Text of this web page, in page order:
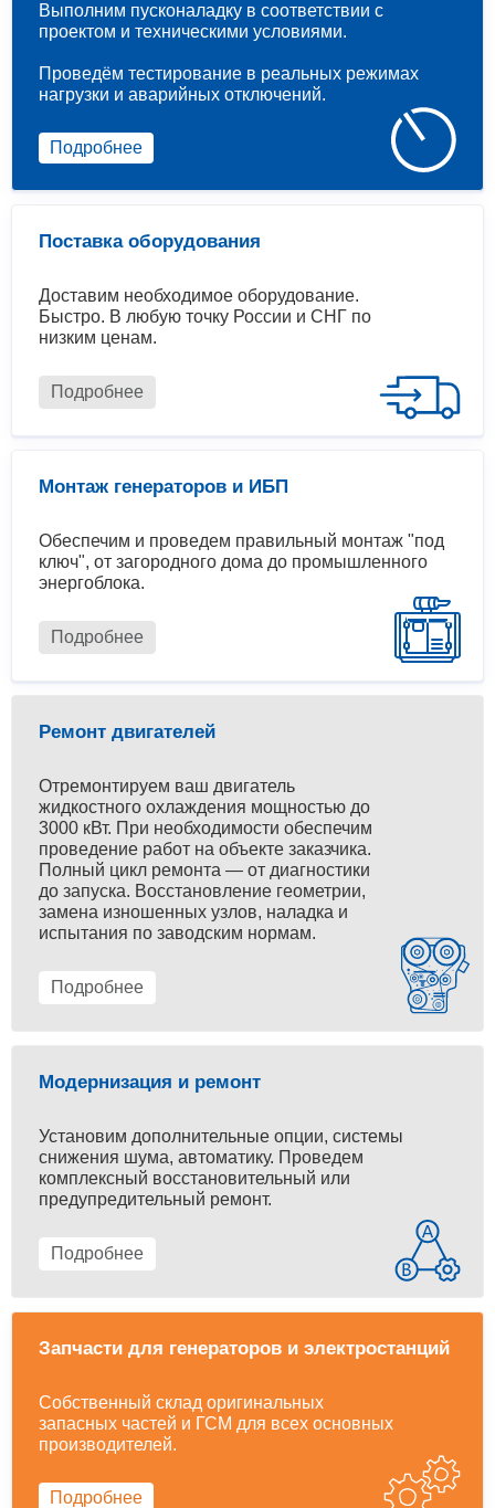
Поставка оборудования
Доставим необходимое оборудование.
Быстро. В любую точку России и СНГ по
низким ценам.
Подробнее
Монтаж генераторов и ИБП
Обеспечим и проведем правильный монтаж "под
ключ", от загородного дома до промышленного
энергоблока.
Подробнее
Выполним пусконаладку в соответствии с
проектом и техническими условиями.
Проведём тестирование в реальных режимах
нагрузки и аварийных отключений.
Подробнее
Ремонт двигателей
Отремонтируем ваш двигатель
жидкостного охлаждения мощностью до
3000 кВт. При необходимости обеспечим
проведение работ на объекте заказчика.
Полный цикл ремонта — от диагностики
до запуска. Восстановление геометрии,
замена изношенных узлов, наладка и
испытания по заводским нормам.
Подробнее
Модернизация и ремонт
Установим дополнительные опции, системы
снижения шума, автоматику. Проведем
комплексный восстановительный или
предупредительный ремонт.
Подробнее
Запчасти для генераторов и электростанций
Собственный склад оригинальных
запасных частей и ГСМ для всех основных
производителей.
Подробнее